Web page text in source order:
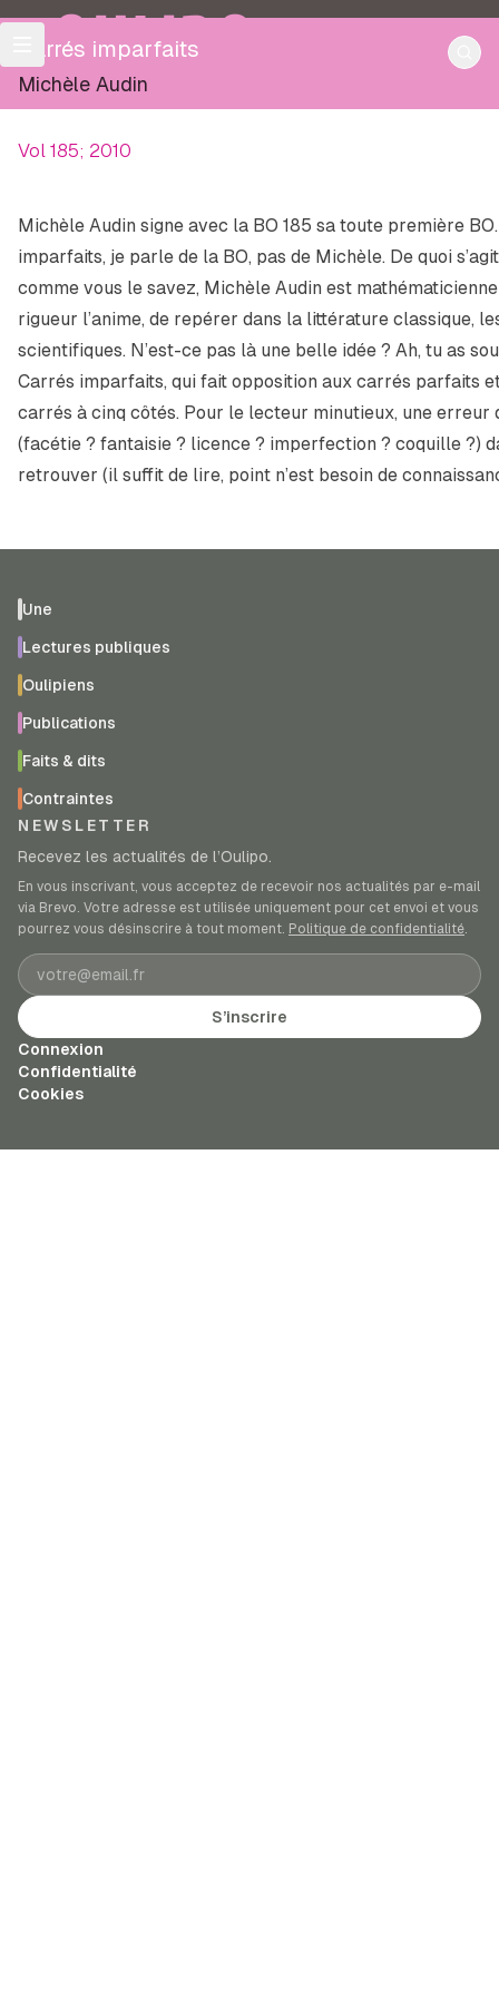
OULIPO
Carrés imparfaits
Michèle Audin
Vol 185; 2010
Michèle Audin signe avec la BO 185 sa toute première
imparfaits, je parle de la BO, pas de Michèle. De quoi
comme vous le savez, Michèle Audin est
rigueur l’anime, de repérer dans la littérature classique,
scientifiques. N’est-ce pas là une belle idée ? Ah, tu as
Carrés imparfaits, qui fait opposition aux carrés parfaits
carrés à cinq côtés. Pour le lecteur minutieux, une erreur
(facétie ? fantaisie ? licence ? imperfection ? coquille ?)
retrouver (il suffit de lire, point n’est besoin de
Une
Lectures publiques
Oulipiens
Publications
Faits & dits
Contraintes
NEWSLETTER
Recevez les actualités de l’Oulipo.
En vous inscrivant, vous acceptez de recevoir nos actualités par e-mail
via Brevo. Votre adresse est utilisée uniquement pour cet envoi et vous
pourrez vous désinscrire à tout moment. Politique de confidentialité.
Adresse e-mail
S’inscrire
Connexion
Confidentialité
Cookies